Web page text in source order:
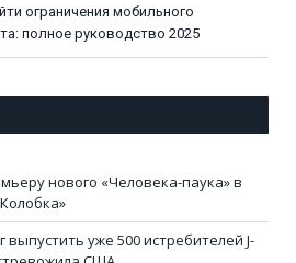
ограничения мобильного
полное руководство 2025
нового «Человека-паука» в
выпустить уже 500 истребителей J-